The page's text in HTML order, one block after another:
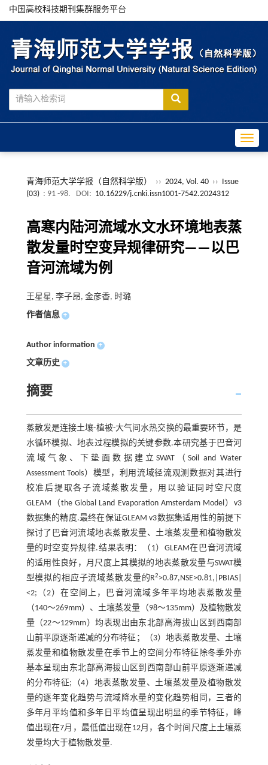
中国高校科技期刊集群服务平台
青海师范大学学报（自然科学版） ›› 2024, Vol. 40 ››
Issue
(03) : 91 -98. DOI: 10.16229/j.cnki.issn1001-7542.2024312
高寒内陆河流域水文水环境地表蒸
散发量时空变异规律研究——以巴
音河流域为例
王星星, 李子昂, 金彦香, 时璐
作者信息 +
Author information +
文章历史 +
摘要
蒸散发是连接土壤-植被-大气间水热交换的最重要环节，是
水循环模拟、地表过程模拟的关键参数.本研究基于巴音河
流域气象、下垫面数据建立SWAT（Soil and Water
Assessment Tools）模型，利用流域径流观测数据对其进行
校准后提取各子流域蒸散发量，用以验证同时空尺度
GLEAM（the Global Land Evaporation Amsterdam Model）v3
数据集的精度.最终在保证GLEAM v3数据集适用性的前提下
探讨了巴音河流域地表蒸散发量、土壤蒸发量和植物散发
量的时空变异规律.结果表明：（1）GLEAM在巴音河流域
的适用性良好，月尺度上其模拟的地表蒸散发量与SWAT模
型模拟的相应子流域蒸散发量的R2>0.87,NSE>0.81,|PBIAS|
<2;（2）在空间上，巴音河流域多年平均地表蒸散发量
（140～269mm）、土壤蒸发量（98～135mm）及植物散发
量（22～129mm）均表现出由东北部高海拔山区到西南部
山前平原逐渐递减的分布特征；（3）地表蒸散发量、土壤
蒸发量和植物散发量在季节上的空间分布特征除冬季外亦
基本呈现由东北部高海拔山区到西南部山前平原逐渐递减
的分布特征;（4）地表蒸散发量、土壤蒸发量及植物散发
量的逐年变化趋势与流域降水量的变化趋势相同，三者的
多年月平均值和多年日平均值呈现出明显的季节特征，峰
值出现在7月，最低值出现在12月，各个时间尺度上土壤蒸
发量均大于植物散发量.